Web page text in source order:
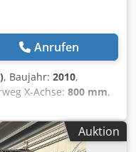
Anrufen
, Baujahr: 2010,
X-Achse: 800 mm,
Z-Achse:
, Steuerungsmodell:
16.000 kg,
Auktion